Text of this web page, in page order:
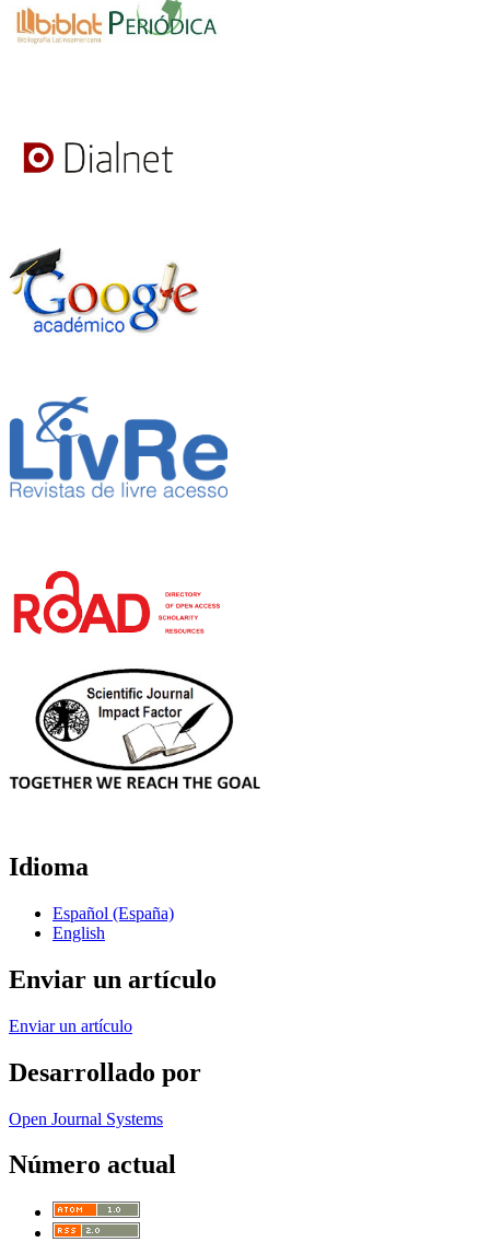
Idioma
Español (España)
English
Enviar un artículo
Enviar un artículo
Desarrollado por
Open Journal Systems
Número actual